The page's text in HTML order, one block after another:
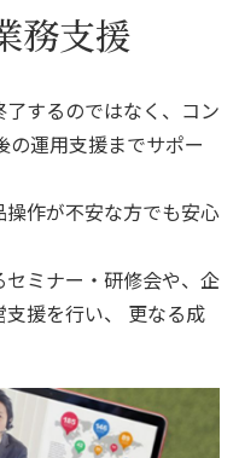
務支援
するのではなく、コン
の運用支援までサポー
作が不安な方でも安心
ミナー・研修会や、企
援を行い、
更なる成